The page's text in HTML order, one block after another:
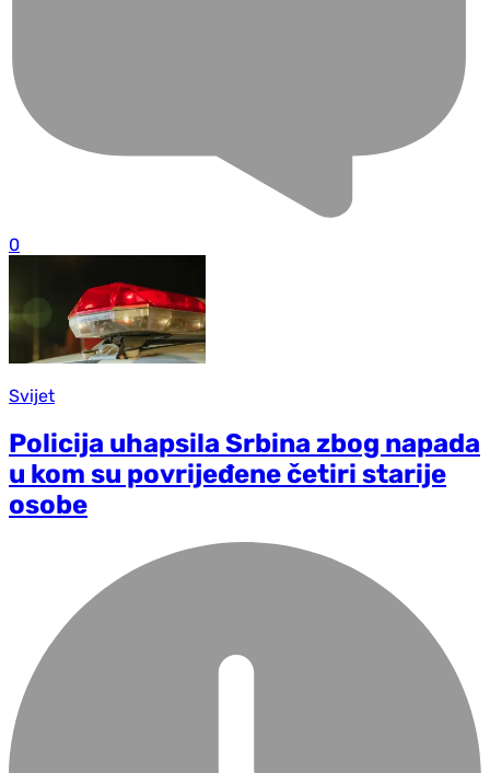
0
Svijet
Policija uhapsila Srbina zbog napada
u kom su povrijeđene četiri starije
osobe